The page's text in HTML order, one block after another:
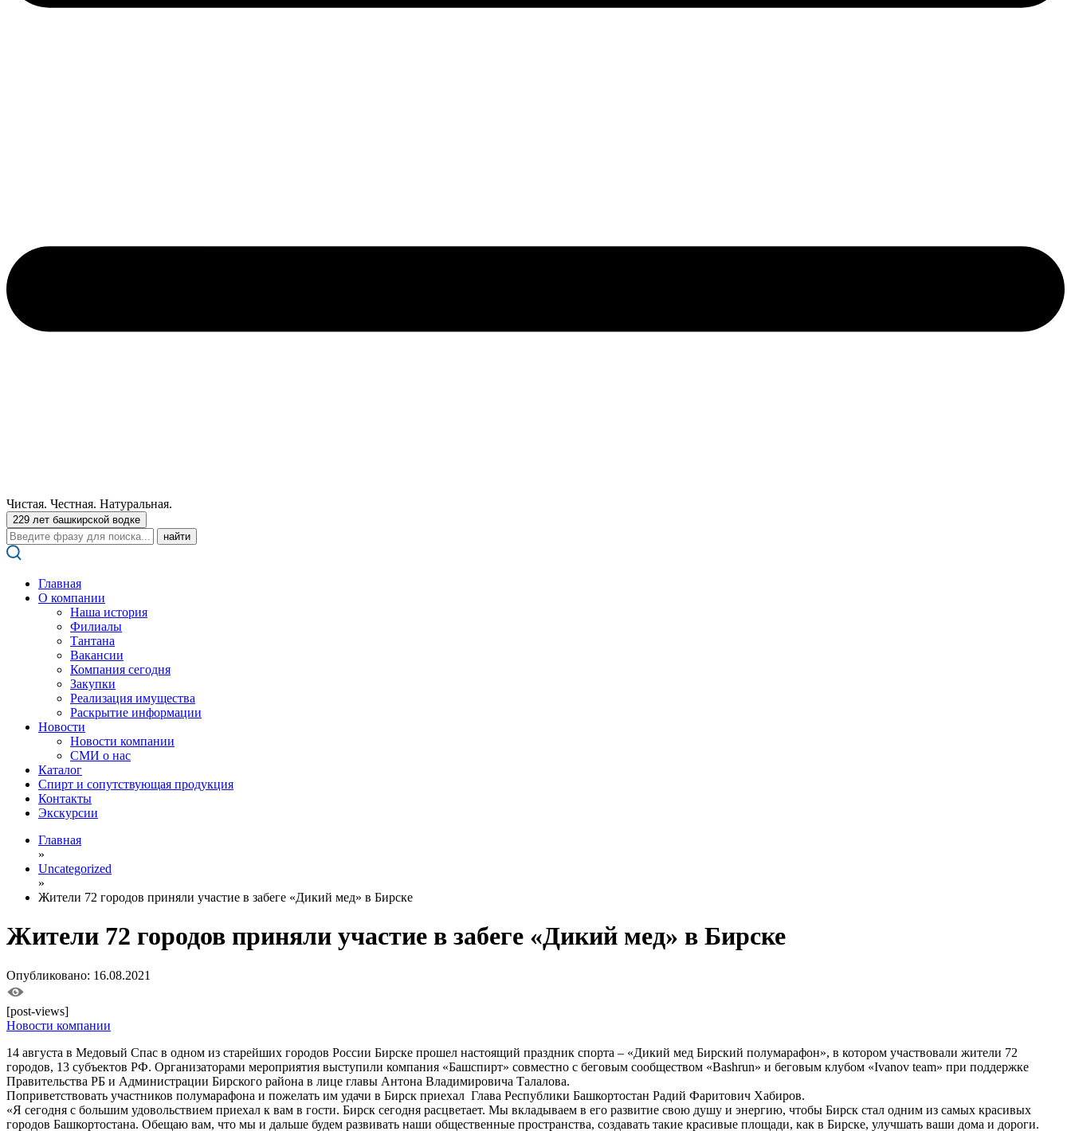
Чистая. Честная. Натуральная.
229 лет башкирской водке
Поиск:
Главная
О компании
Наша история
Филиалы
Тантана
Вакансии
Компания сегодня
Закупки
Реализация имущества
Раскрытие информации
Новости
Новости компании
СМИ о нас
Каталог
Спирт и сопутствующая продукция
Контакты
Экскурсии
Главная
»
Uncategorized
»
Жители 72 городов приняли участие в забеге «Дикий мед» в Бирске
Жители 72 городов приняли участие в забеге «Дикий мед» в Бирске
Опубликовано: 16.08.2021
[post-views]
Новости компании
14 августа в Медовый Спас в одном из старейших городов России Бирске прошел настоящий праздник спорта – «Дикий мед Бирский полумарафон», в котором участвовали жители 72
городов, 13 субъектов РФ. Организаторами мероприятия выступили компания «Башспирт» совместно с беговым сообществом «Bashrun» и беговым клубом «Ivanov team» при поддержке
Правительства РБ и Администрации Бирского района в лице главы Антона Владимировича Талалова.
Поприветствовать участников полумарафона и пожелать им удачи в Бирск приехал Глава Республики Башкортостан Радий Фаритович Хабиров.
«Я сегодня с большим удовольствием приехал к вам в гости. Бирск сегодня расцветает. Мы вкладываем в его развитие свою душу и энергию, чтобы Бирск стал одним из самых красивых
городов Башкортостана. Обещаю вам, что мы и дальше будем развивать наши общественные пространства, создавать такие красивые площади, как в Бирске, улучшать ваши дома и дороги.